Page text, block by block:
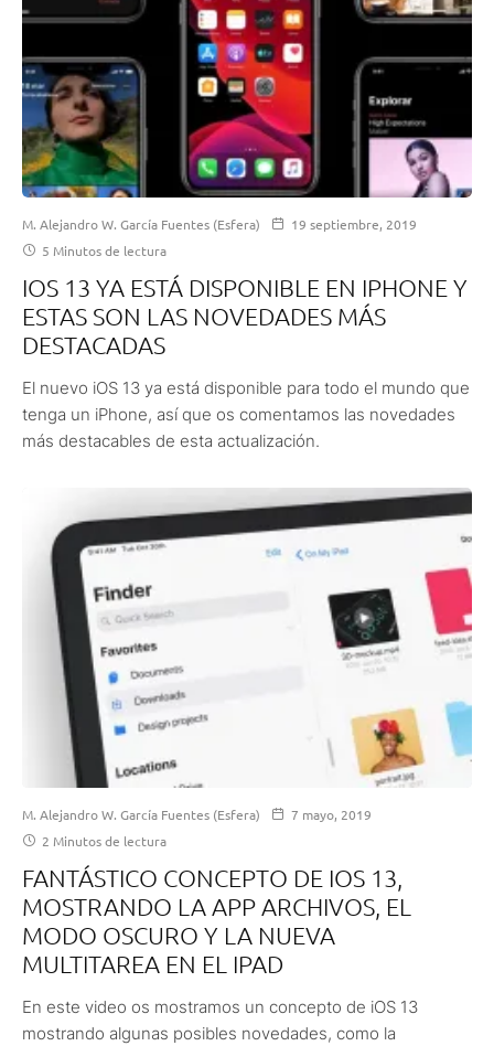
M. Alejandro W. García Fuentes (Esfera)
19 septiembre, 2019
5 Minutos de lectura
IOS 13 YA ESTÁ DISPONIBLE EN IPHONE Y
ESTAS SON LAS NOVEDADES MÁS
DESTACADAS
El nuevo iOS 13 ya está disponible para todo el mundo que
tenga un iPhone, así que os comentamos las novedades
más destacables de esta actualización.
M. Alejandro W. García Fuentes (Esfera)
7 mayo, 2019
2 Minutos de lectura
FANTÁSTICO CONCEPTO DE IOS 13,
MOSTRANDO LA APP ARCHIVOS, EL
MODO OSCURO Y LA NUEVA
MULTITAREA EN EL IPAD
En este video os mostramos un concepto de iOS 13
mostrando algunas posibles novedades, como la